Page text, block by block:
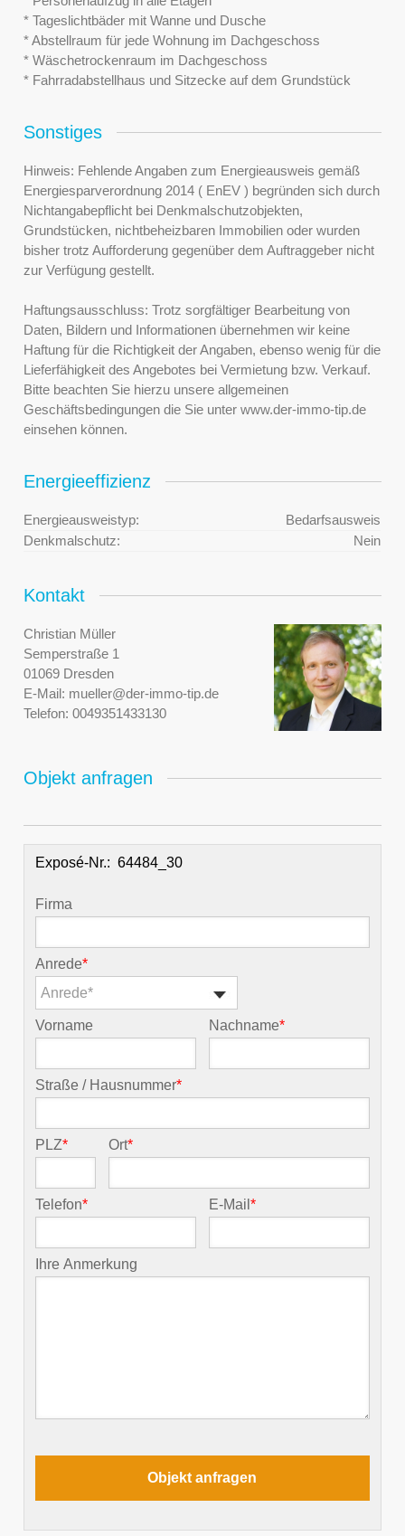
* Tageslichtbäder mit Wanne und Dusche
* Abstellraum für jede Wohnung im Dachgeschoss
* Wäschetrockenraum im Dachgeschoss
* Fahrradabstellhaus und Sitzecke auf dem Grundstück
Sonstiges
Hinweis: Fehlende Angaben zum Energieausweis gemäß
Energiesparverordnung 2014 ( EnEV ) begründen sich durch
Nichtangabepflicht bei Denkmalschutzobjekten,
Grundstücken, nichtbeheizbaren Immobilien oder wurden
bisher trotz Aufforderung gegenüber dem Auftraggeber nicht
zur Verfügung gestellt.
Haftungsausschluss: Trotz sorgfältiger Bearbeitung von
Daten, Bildern und Informationen übernehmen wir keine
Haftung für die Richtigkeit der Angaben, ebenso wenig für die
Lieferfähigkeit des Angebotes bei Vermietung bzw. Verkauf.
Bitte beachten Sie hierzu unsere allgemeinen
Geschäftsbedingungen die Sie unter www.der-immo-tip.de
einsehen können.
Energieeffizienz
Energieausweistyp:
Bedarfsausweis
Denkmalschutz:
Nein
Kontakt
Christian Müller
Semperstraße 1
01069 Dresden
E-Mail: mueller@der-immo-tip.de
Telefon: 0049351433130
Objekt anfragen
Exposé-Nr.:
Firma
Anrede*
Anrede*
Vorname Nachname*
Straße / Hausnummer*
PLZ* Ort*
Telefon* E-Mail*
Ihre Anmerkung